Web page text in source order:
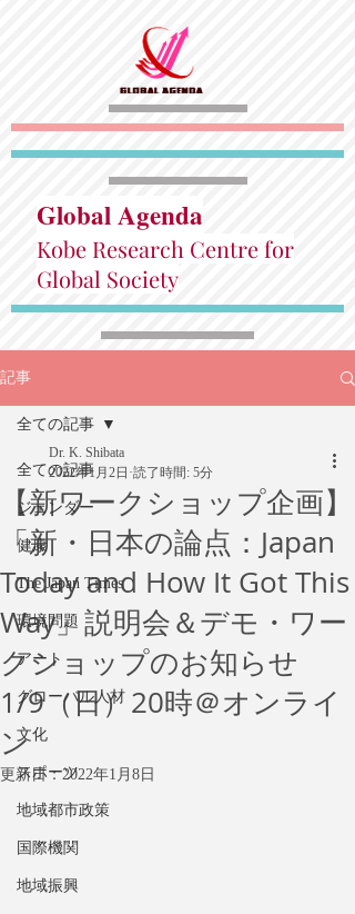
Global Agenda
Kobe Research Centre for
Global Society
記事
全ての記事
ジェンダー
健康
The Japan Times
環境問題
アート
グローバル人材
文化
スポーツ
地域都市政策
国際機関
地域振興
全ての記事
【新ワークショップ企画】
「新・日本の論点：Japan
Today and How It Got This
Way」説明会＆デモ・ワー
クショップのお知らせ
1/9（日）20時＠オンライ
ン
Dr. K. Shibata
2022年1月2日 読了時間: 5分
更新日：2022年1月8日